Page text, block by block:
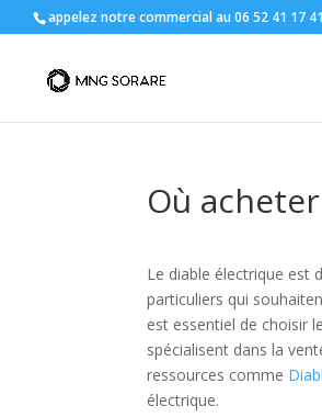
appelez notre commercial au 06 52 41 17 41
Où
Le diable électrique est
particuliers qui
est essentiel de choisir
spécialisent dans la
ressources comme
électrique.